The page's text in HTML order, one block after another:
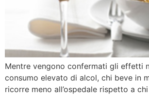
Mentre vengono confermati gli effetti
consumo elevato di alcol, chi beve in
ricorre meno all’ospedale rispetto a